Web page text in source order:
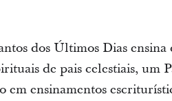
dos Últimos Dias
de pais celestiais, um
ensinamentos